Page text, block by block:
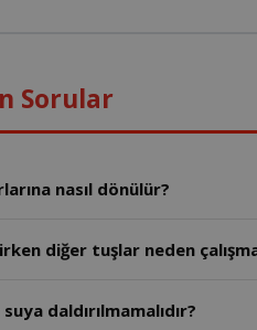
Sorular
nasıl dönülür?
diğer tuşlar neden
daldırılmamalıdır?